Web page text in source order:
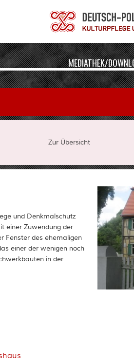
MEDIATHEK/
Zur Übersicht
und Denkmalschutz
einer Zuwendung der
Fenster des ehemaligen
einer der wenigen noch
in der